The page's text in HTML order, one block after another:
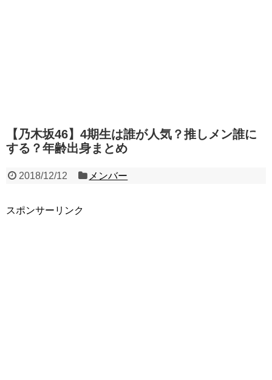
【乃木坂46】4期生は誰が人気？推しメン誰に
する？年齢出身まとめ
2018/12/12 メンバー
スポンサーリンク